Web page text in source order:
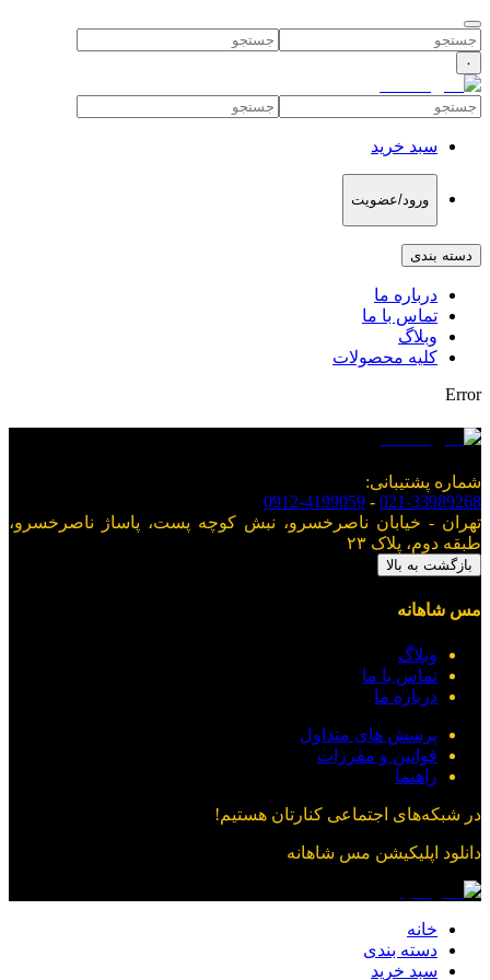
۰
سبد خرید
ورود/عضویت
دسته بندی
درباره ما
تماس با ما
وبلاگ
کلیه محصولات
Error
شماره پشتیبانی:
021-33989268
-
0912-4199059
تهران - خیابان ناصرخسرو، نبش کوچه پست، پاساژ ناصرخسرو،
طبقه دوم، پلاک ۲۳
بازگشت به بالا
مس شاهانه
وبلاگ
تماس با ما
درباره ما
پرسش های متداول
قوانین و مقررات
راهنما
در شبکه‌های اجتماعی کنارتان هستیم!
دانلود اپلیکیشن مس شاهانه
خانه
دسته بندی
سبد خرید